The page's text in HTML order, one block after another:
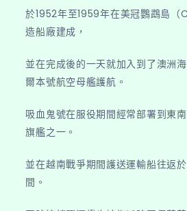
於1952年至1959年在美冠鸚鵡島
造船廠建成，
並在完成後的一天就加入到了澳洲
爾本號航空母艦護航。
吸血鬼號在服役期間經常部署到東
旗艦之一。
並在越南戰爭期間護送運輸船往返
間。